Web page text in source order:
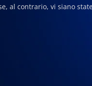
al contrario, vi siano